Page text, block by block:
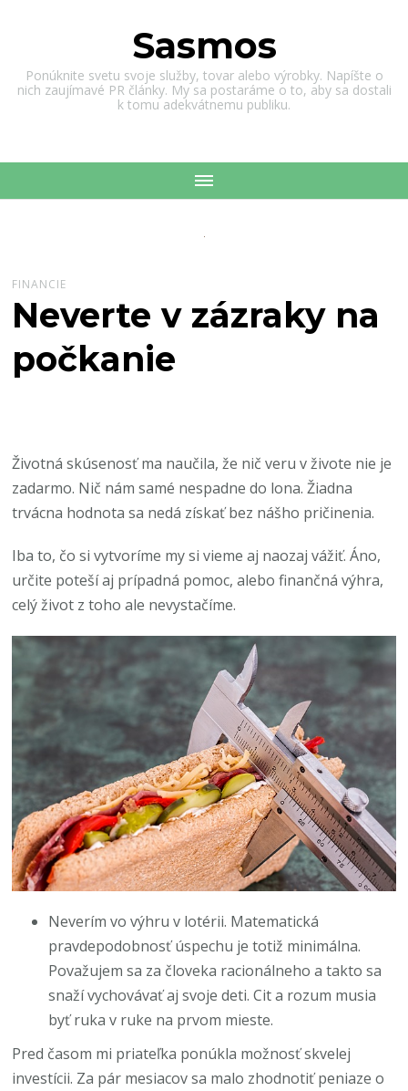
Sasmos
Ponúknite svetu svoje služby, tovar alebo výrobky. Napíšte o
nich zaujímavé PR články. My sa postaráme o to, aby sa dostali
k tomu adekvátnemu publiku.
FINANCIE
Neverte v zázraky na
počkanie
Životná skúsenosť ma naučila, že nič veru v živote nie je
zadarmo. Nič nám samé nespadne do lona. Žiadna
trvácna hodnota sa nedá získať bez nášho pričinenia.
Iba to, čo si vytvoríme my si vieme aj naozaj vážiť. Áno,
určite poteší aj prípadná pomoc, alebo finančná výhra,
celý život z toho ale nevystačíme.
Neverím vo výhru v lotérii. Matematická
pravdepodobnosť úspechu je totiž minimálna.
Považujem sa za človeka racionálneho a takto sa
snaží vychovávať aj svoje deti. Cit a rozum musia
byť ruka v ruke na prvom mieste.
Pred časom mi priateľka ponúkla možnosť skvelej
investícii. Za pár mesiacov sa malo zhodnotiť peniaze o